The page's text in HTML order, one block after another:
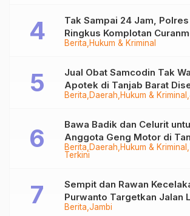
Berita Hukum & Kriminal
Tak Sampai 24 Jam,
Ringkus Komplotan
Tungkal
Berita Daerah Hukum & Kriminal
Jual Obat Samcodin Tak
Apotek di Tanjab Barat
Berita Daerah Hukum & Kriminal
Terkini
Bawa Badik dan Celurit
Anggota Geng Motor di
Diringkus
Berita Jambi
Sempit dan Rawan
Purwanto Targetkan Jalan
Tungkal-Jambi Mulus di